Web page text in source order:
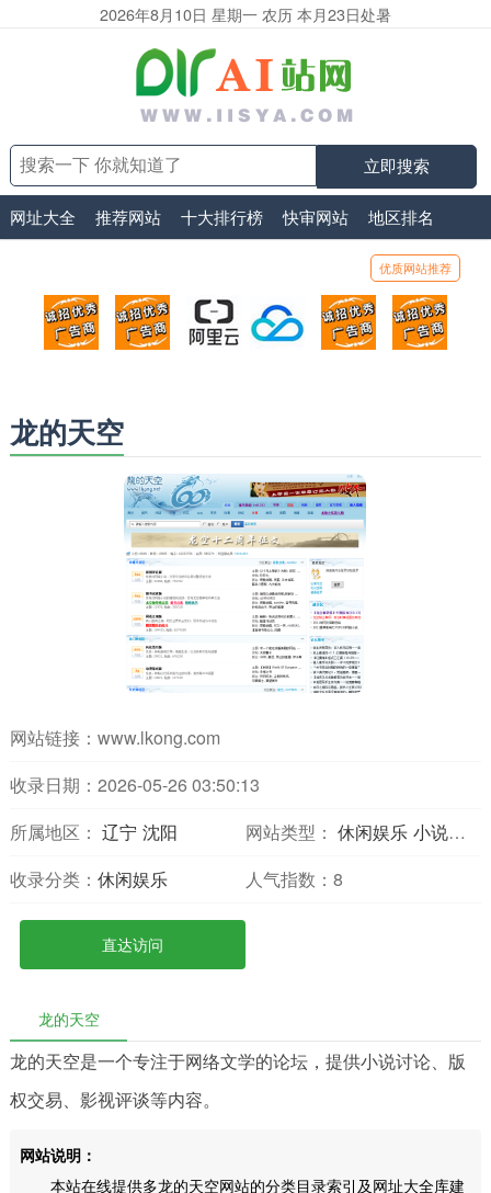
2026年8月10日 星期一 农历 本月23日处暑
立即搜索
网址大全 推荐网站 十大排行榜 快审网站 地区排名
优质网站推荐
顶部广告位1
广告位招商_广告位待售
顶部广告位2
广告位招商_广告位待售
阿里云
打折活动、99元/年
腾讯云
优惠打折，99元/年
顶部广告位5
广告位招商_
龙的天空
网站链接： www.lkong.com
收录日期：2026-05-26 03:50:13
所属地区： 辽宁 沈阳 网站类型： 休闲娱乐 小说网站
收录分类： 休闲娱乐 人气指数： 8
直达访问
龙的天空
龙的天空是一个专注于网络文学的论坛，提供小说讨论、版
权交易、影视评谈等内容。
网站说明：
本站在线提供多龙的天空网站的分类目录索引及网址大全库建